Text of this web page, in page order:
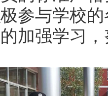
参与学校
加强学习